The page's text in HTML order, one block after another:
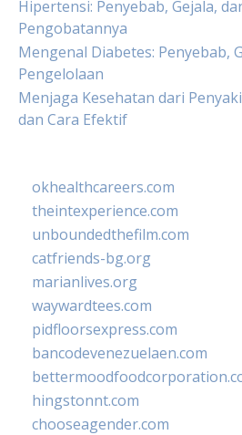
Hipertensi: Penyebab, Gejala,
Pengobatannya
Mengenal Diabetes: Penyebab,
Pengelolaan
Menjaga Kesehatan dari
dan Cara Efektif
okhealthcareers.com
theintexperience.com
unboundedthefilm.com
catfriends-bg.org
marianlives.org
waywardtees.com
pidfloorsexpress.com
bancodevenezuelaen.com
hingstonnt.com
chooseagender.com